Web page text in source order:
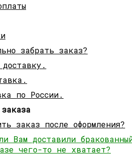
забрать заказ?
по России.
заказ после оформления?
Вам доставили
чего-то не хватает?